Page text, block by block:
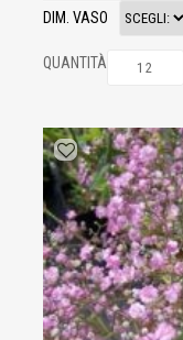
DIM. VASO
QUANTITÀ